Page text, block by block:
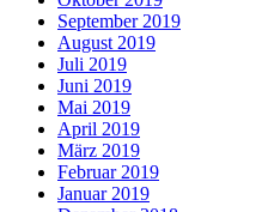
September 2019
August 2019
Juli 2019
Juni 2019
Mai 2019
April 2019
März 2019
Februar 2019
Januar 2019